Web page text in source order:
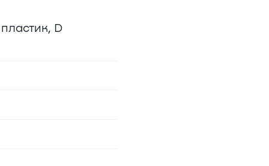
D